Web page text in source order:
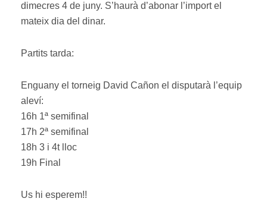
dimecres 4 de juny. S’haurà d’abonar l’import el
mateix dia del dinar.
Partits tarda:
Enguany el torneig David Cañon el disputarà l’equip
aleví:
16h 1ª semifinal
17h 2ª semifinal
18h 3 i 4t lloc
19h Final
Us hi esperem!!